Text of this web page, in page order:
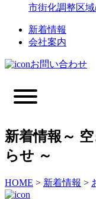
市街化調整区
新着情報
会社案内
お問い合わせ
新着情報 ～
らせ ～
HOME > 新着情報 >